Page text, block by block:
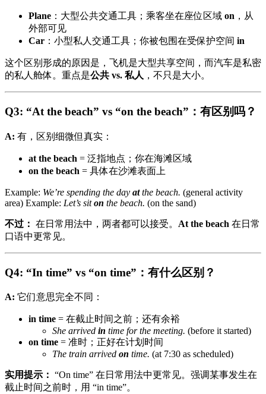
Plane ：大型公共交通工具；乘客坐在座位区域 on ，从
外部可见
Car ：小型私人交通工具；你被包围在受保护空间 in
这个区别形成的原因是，飞机是大型共享空间，而汽车是私密
的私人舱体。重点是公共 vs. 私人 ，不只是大小。
Q3: “At the beach” vs “on the beach”：有区别吗？
A: 有，区别细微但真实：
at the beach = 泛指地点；你在海滩区域
on the beach = 具体在沙滩表面上
Example: We’re spending the day atthe beach. (general activity
area) Example: Let’s siton the beach. (on the sand)
不过： 在日常用法中，两者都可以接受。 At the beach 在日常
口语中更常见。
Q4: “In time” vs “on time”：有什么区别？
A: 它们意思完全不同：
in time = 在截止时间之前；还有余裕
She arrived in time for the meeting. (before it started)
on time = 准时；正好在计划时间
The train arrived on time. (at 7:30 as scheduled)
实用提示： “On time” 在日常用法中更常见。强调某事发生在
截止时间之前时，用 “in time”。